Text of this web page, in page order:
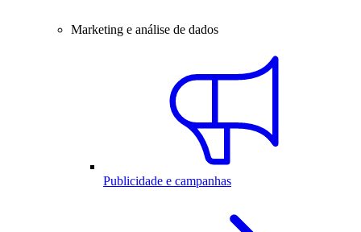
Marketing e análise de dados
Publicidade e campanhas